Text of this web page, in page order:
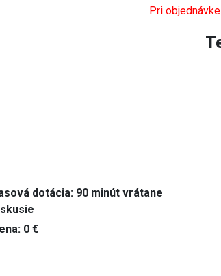
Pri
dotácia: 90 minút vrátane
0 €